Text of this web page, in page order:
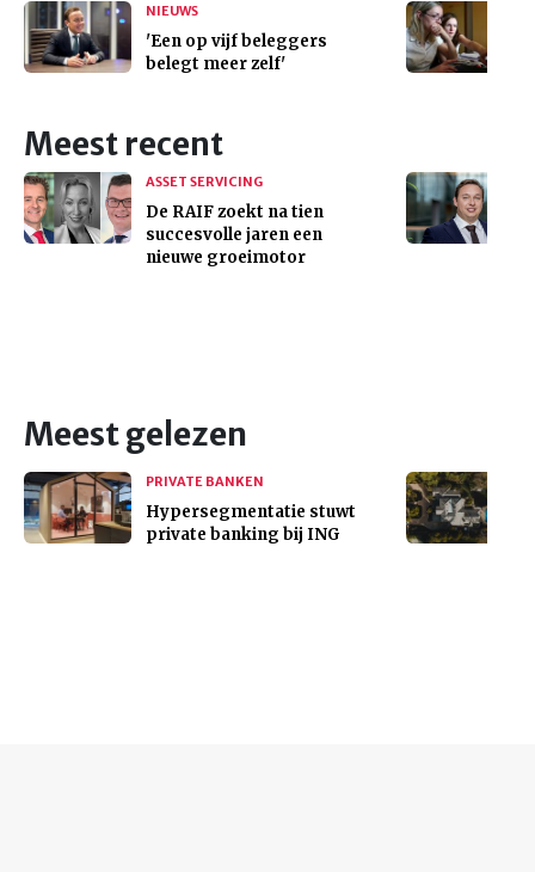
NIEUWS
'Een op vijf beleggers
belegt meer zelf'
Meest recent
ASSET SERVICING
De RAIF zoekt na tien
succesvolle jaren een
nieuwe groeimotor
Meest gelezen
PRIVATE BANKEN
Hypersegmentatie stuwt
private banking bij ING